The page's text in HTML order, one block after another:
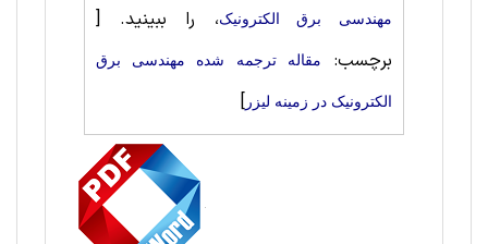
مهندسی برق الکترونیک، را ببینید. [
برچسب:
مقاله ترجمه شده مهندسی برق
الکترونیک در زمینه لیزر ]